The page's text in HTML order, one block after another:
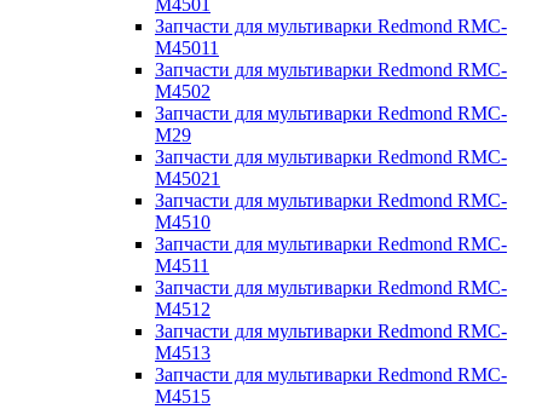
M4501
Запчасти для мультиварки Redmond RMC-
M45011
Запчасти для мультиварки Redmond RMC-
M4502
Запчасти для мультиварки Redmond RMC-
M29
Запчасти для мультиварки Redmond RMC-
M45021
Запчасти для мультиварки Redmond RMC-
M4510
Запчасти для мультиварки Redmond RMC-
M4511
Запчасти для мультиварки Redmond RMC-
M4512
Запчасти для мультиварки Redmond RMC-
M4513
Запчасти для мультиварки Redmond RMC-
M4515